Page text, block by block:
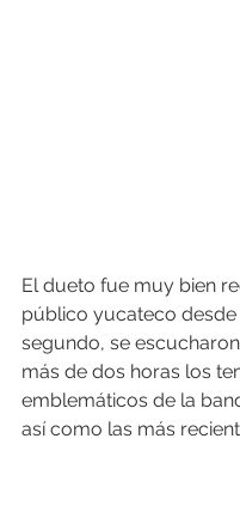
El dueto fue muy bien
público yucateco
segundo, se
más de dos horas los
emblemáticos de la
así como las más